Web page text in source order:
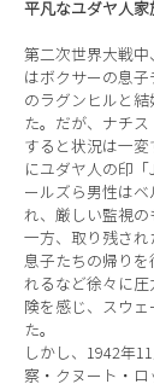
平凡なユダヤ人
第二次世界大戦中
はボクサーの息
のラグンヒルと
た。だが、ナチ
すると状況は一
にユダヤ人の印
ールズら男性は
れ、厳しい監視の
一方、取り残され
息子たちの帰り
れるなど徐々に圧
険を感じ、スウ
た。
しかし、1942年
察・クヌート・